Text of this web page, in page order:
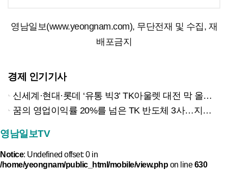
영남일보(www.yeongnam.com), 무단전재 및 수집, 재
배포금지
경제 인기기사
신세계·현대·롯데 ‘유통 빅3’ TK아울렛 대전 막 올랐다
꿈의 영업이익률 20%를 넘은 TK 반도체 3사…지역 경제 생태계 바꾸나
영남일보TV
Notice: Undefined offset: 0 in
/home/yeongnam/public_html/mobile/view.phpon line630